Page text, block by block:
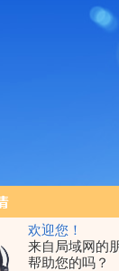
欢迎您！
来自局域网的
帮助您的吗？